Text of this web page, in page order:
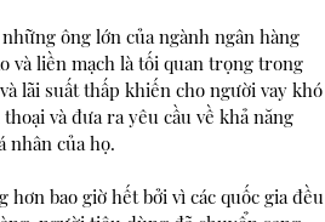
ông lớn của ngành ngân hàng
và liền mạch là tối quan trọng trong
lãi suất thấp khiến cho người vay khó
và đưa ra yêu cầu về khả năng
nhân của họ.
bao giờ hết bởi vì các quốc gia đều